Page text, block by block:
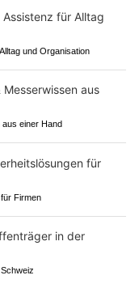
und Organisation
einer Hand
Firmen